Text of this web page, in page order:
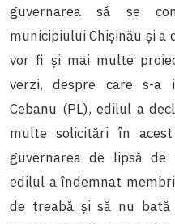
guvernarea să se
municipiului Chișinău și
vor fi și mai multe
verzi, despre care s-a
Cebanu (PL), edilul a
multe solicitări în
guvernarea de lipsă
edilul a îndemnat
de treabă și să nu bată